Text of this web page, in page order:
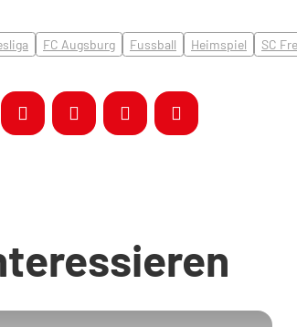
FC Augsburg Fussball Heimspiel SC